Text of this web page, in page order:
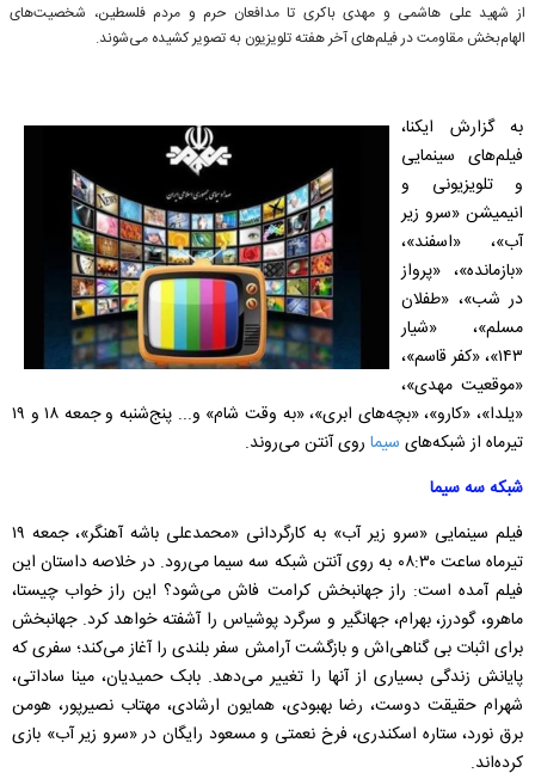
از شهید علی هاشمی و مهدی باکری تا مدافعان حرم و مردم فلسطین، شخصیت‌های
الهام‌بخش مقاومت در فیلم‌های آخر هفته تلویزیون به تصویر کشیده می‌شوند.
به گزارش ایکنا،
فیلم‌های سینمایی
و تلویزیونی و
انیمیشن «سرو زیر
آب»، «اسفند»،
«بازمانده»، «پرواز
در شب»، «طفلان
مسلم»، «شیار
۱۴۳»، «کفر قاسم»،
«موقعیت مهدی»،
«یلدا»، «کارو»، «بچه‌های ابری»، «به وقت شام» و... پنج‌شنبه و جمعه ۱۸ و ۱۹
تیرماه از شبکه‌های سیما روی آنتن می‌روند.
شبکه سه سیما
فیلم سینمایی «سرو زیر آب» به کارگردانی «محمدعلی باشه آهنگر»، جمعه ۱۹
تیرماه ساعت ۰۸:۳۰ به روی آنتن شبکه سه سیما می‌رود. در خلاصه داستان این
فیلم آمده است: راز جهانبخش کرامت فاش می‌شود؟ این راز خواب چیستا،
ماهرو، گودرز، بهرام، جهانگیر و سرگرد پوشیاس را آشفته خواهد کرد. جهانبخش
برای اثبات بی گناهی‌اش و بازگشت آرامش سفر بلندی را آغاز می‌کند؛ سفری که
پایانش زندگی بسیاری از آنها را تغییر می‌دهد. بابک حمیدیان، مینا ساداتی،
شهرام حقیقت دوست، رضا بهبودی، همایون ارشادی، مهتاب نصیرپور، هومن
برق نورد، ستاره اسکندری، فرخ نعمتی و مسعود رایگان در «سرو زیر آب» بازی
کرده‌اند.